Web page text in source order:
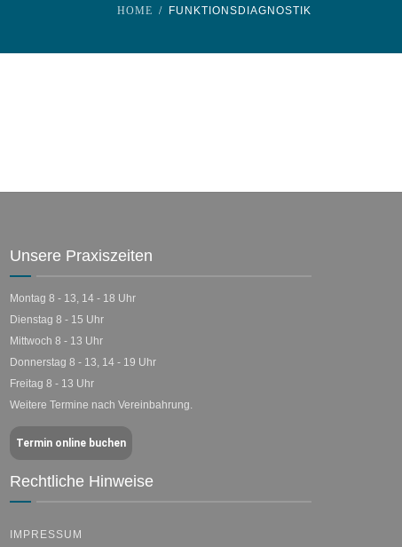
HOME FUNKTIONSDIAGNOSTIK
Unsere Praxiszeiten
Montag 8 - 13, 14 - 18 Uhr
Dienstag 8 - 15 Uhr
Mittwoch 8 - 13 Uhr
Donnerstag 8 - 13, 14 - 19 Uhr
Freitag 8 - 13 Uhr
Weitere Termine nach Vereinbahrung.
Termin online buchen
Rechtliche Hinweise
IMPRESSUM